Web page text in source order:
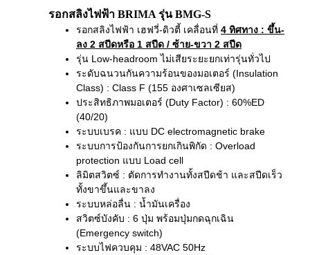
รอกสลิงไฟฟ้า BRIMA รุ่น BMG-S
รอกสลิงไฟฟ้า เฮฟวี่-ดิวตี้ เคลื่อนที่ 4 ทิศทาง : ขึ้น-
ลง 2 สปีดหรือ 1 สปีด / ซ้าย-ขวา 2 สปีด
รุ่น Low-headroom ไม่เสียระยะยกเท่ารุ่นทั่วไป
ระดับฉนวนกันความร้อนของมอเตอร์ (Insulation
Class) : Class F (155 องศาเซลเซียส)
ประสิทธิภาพมอเตอร์ (Duty Factor) : 60%ED
(40/20)
ระบบเบรค : แบบ DC electromagnetic brake
ระบบการป้องกันการยกเกินพิกัด : Overload
protection แบบ Load cell
ลิมิตสวิตซ์ : ตัดการทำงานทั้งสปีดช้า และสปีดเร็ว
ทั้งขาขึ้นและขาลง
ระบบหล่อลื่น : น้ำมันเครื่อง
สวิตซ์บังคับ : 6 ปุ่ม พร้อมปุ่มกดฉุกเฉิน
(Emergency switch)
ระบบไฟควบคุม : 48VAC 50Hz